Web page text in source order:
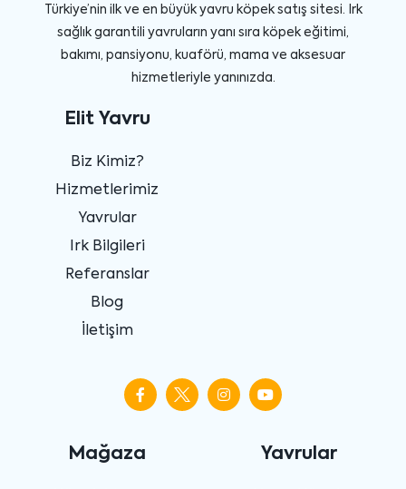
Türkiye’nin ilk ve en büyük yavru köpek satış sitesi. Irk
sağlık garantili yavruların yanı sıra köpek eğitimi,
bakımı, pansiyonu, kuaförü, mama ve aksesuar
hizmetleriyle yanınızda.
Elit Yavru
Biz Kimiz?
Hizmetlerimiz
Yavrular
Irk Bilgileri
Referanslar
Blog
İletişim
Mağaza Yavrular